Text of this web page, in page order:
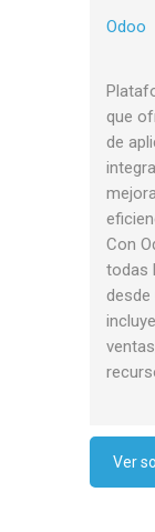
Odoo
que
de
Con
todas
Ver